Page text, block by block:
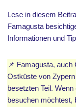
Lese in diesem
Famagusta
Informationen und
📌 Famagusta, auch
Ostküste von
besetzten Teil.
besuchen möchtest,